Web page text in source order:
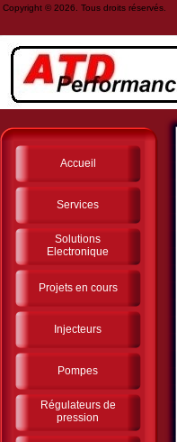
Copyright © 2026. Tous droits réservés.
Accueil
Services
Solutions
Electronique
Projets en cours
Injecteurs
Pompes
Régulateurs de
pression